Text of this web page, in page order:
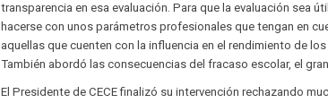
transparencia en esa evaluación. Para que la evaluación sea
hacerse con unos parámetros profesionales que tengan en
aquellas que cuenten con la influencia en el rendimiento de
También abordó las consecuencias del fracaso escolar, el
El Presidente de CECE finalizó su intervención rechazando